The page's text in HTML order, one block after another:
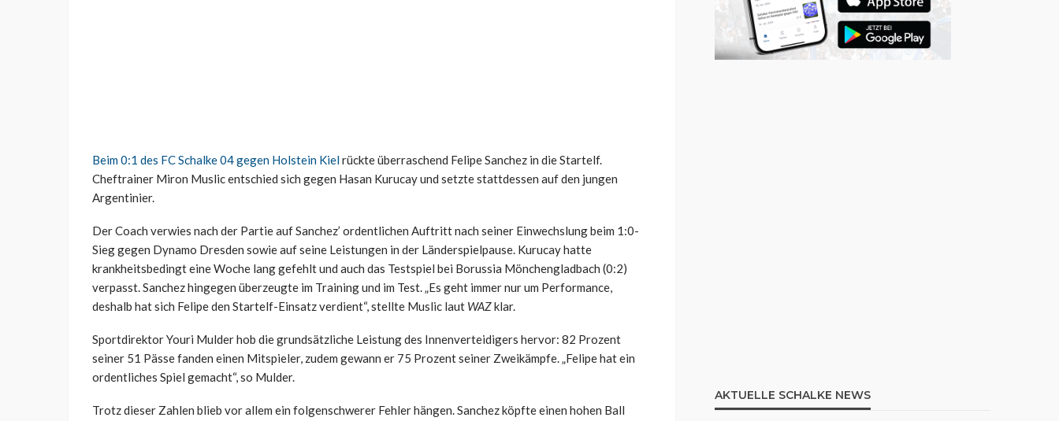
Beim 0:1 des FC Schalke 04 gegen Holstein Kielrückte überraschend Felipe Sanchez in die Startelf.
Cheftrainer Miron Muslic entschied sich gegen Hasan Kurucay und setzte stattdessen auf den jungen
Argentinier.
Der Coach verwies nach der Partie auf Sanchez’ ordentlichen Auftritt nach seiner Einwechslung beim 1:0-
Sieg gegen Dynamo Dresden sowie auf seine Leistungen in der Länderspielpause. Kurucay hatte
krankheitsbedingt eine Woche lang gefehlt und auch das Testspiel bei Borussia Mönchengladbach (0:2)
verpasst. Sanchez hingegen überzeugte im Training und im Test. „Es geht immer nur um Performance,
deshalb hat sich Felipe den Startelf-Einsatz verdient“, stellte Muslic laut WAZklar.
Sportdirektor Youri Mulder hob die grundsätzliche Leistung des Innenverteidigers hervor: 82 Prozent
seiner 51 Pässe fanden einen Mitspieler, zudem gewann er 75 Prozent seiner Zweikämpfe. „Felipe hat ein
ordentliches Spiel gemacht“, so Mulder.
Trotz dieser Zahlen blieb vor allem ein folgenschwerer Fehler hängen. Sanchez köpfte einen hohen Ball
AKTUELLE SCHALKE NEWS